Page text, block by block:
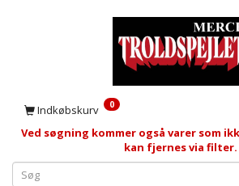
Indkøbskurv 0
Ved søgning kommer også varer som
kan fjernes via filter.